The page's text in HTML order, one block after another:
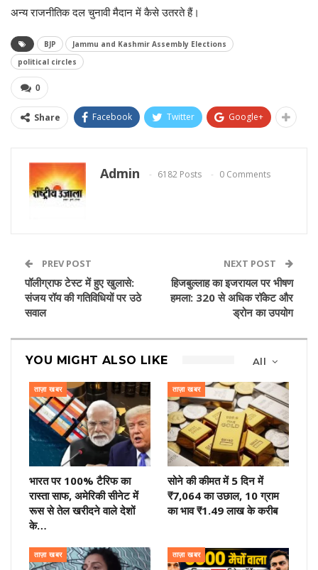
अन्य राजनीतिक दल चुनावी मैदान में कैसे उतरते हैं।
BJP
Jammu and Kashmir Assembly Elections
political circles
0
Share Facebook Twitter Google+
Admin 6182 Posts 0 Comments
PREV POST
पॉलीग्राफ टेस्ट में हुए खुलासे:
संजय रॉय की गतिविधियों पर उठे
सवाल
NEXT POST
हिजबुल्लाह का इजरायल पर भीषण
हमला: 320 से अधिक रॉकेट और
ड्रोन का उपयोग
All
YOU MIGHT ALSO LIKE
ताज़ा खबर
भारत पर 100% टैरिफ का
रास्ता साफ, अमेरिकी सीनेट में
रूस से तेल खरीदने वाले देशों
के…
ताज़ा खबर
सोने की कीमत में 5 दिन में
₹7,064 का उछाल, 10 ग्राम
का भाव ₹1.49 लाख के करीब
ताज़ा खबर ताज़ा खबर